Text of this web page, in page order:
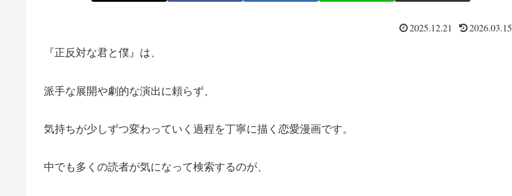
2025.12.21 2026.03.15
『正反対な君と僕』は、
派手な展開や劇的な演出に頼らず、
気持ちが少しずつ変わっていく過程を丁寧に描く恋愛漫画です。
中でも多くの読者が気になって検索するのが、